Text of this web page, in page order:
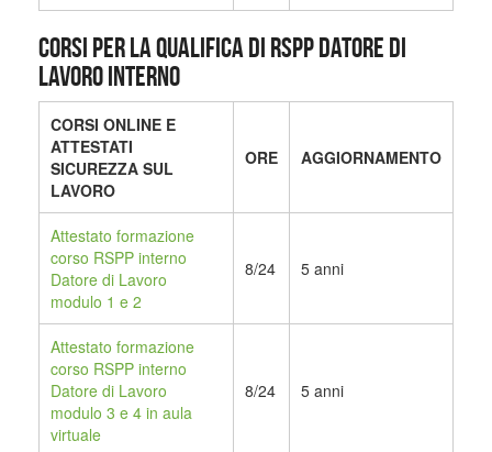
CORSI PER LA QUALIFICA DI RSPP DATORE DI
LAVORO INTERNO
CORSI ONLINE E
ATTESTATI
SICUREZZA SUL
LAVORO
ORE AGGIORNAMENTO
Attestato formazione
corso RSPP interno
Datore di Lavoro
modulo 1 e 2
8/24 5 anni
Attestato formazione
corso RSPP interno
Datore di Lavoro
modulo 3 e 4 in aula
virtuale
8/24 5 anni